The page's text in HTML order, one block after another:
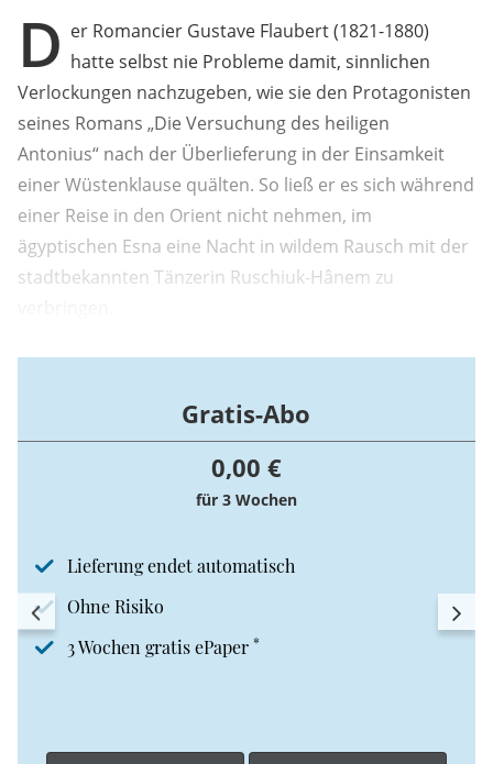
D er Romancier Gustave Flaubert (1821-1880)
hatte selbst nie Probleme damit, sinnlichen
Verlockungen nachzugeben, wie sie den Protagonisten
seines Romans „Die Versuchung des heiligen
Antonius“ nach der Überlieferung in der Einsamkeit
einer Wüstenklause quälten. So ließ er es sich während
einer Reise in den Orient nicht nehmen, im
ägyptischen Esna eine Nacht in wildem Rausch mit der
stadtbekannten Tänzerin Ruschiuk-Hânem zu
Gratis-Abo
0,00 €
für 3 Wochen
Lieferung endet automatisch
Ohne Risiko
3 Wochen gratis ePaper *